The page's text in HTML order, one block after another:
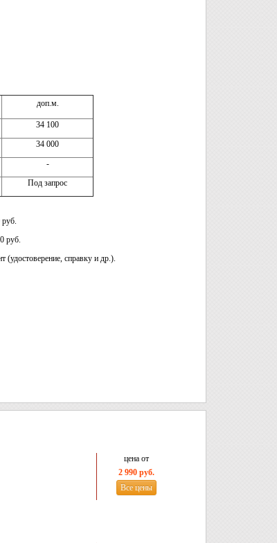
доп.м.
34 100
34 000
-
Под запрос
руб.
руб.
(удостоверение, справку и др.).
цена от
2 990 руб.
Все цены